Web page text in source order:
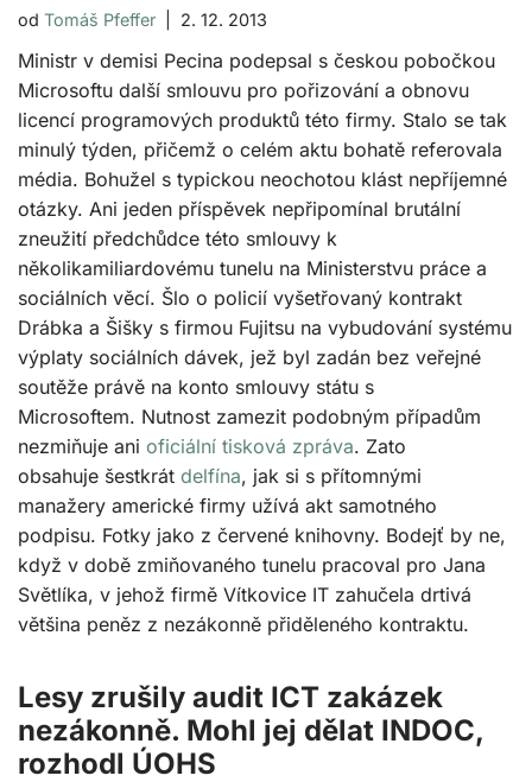
od Tomáš Pfeffer 2. 12. 2013
Ministr v demisi Pecina podepsal s českou pobočkou
Microsoftu další smlouvu pro pořizování a obnovu
licencí programových produktů této firmy. Stalo se tak
minulý týden, přičemž o celém aktu bohatě referovala
média. Bohužel s typickou neochotou klást nepříjemné
otázky. Ani jeden příspěvek nepřipomínal brutální
zneužití předchůdce této smlouvy k
několikamiliardovému tunelu na Ministerstvu práce a
sociálních věcí. Šlo o policií vyšetřovaný kontrakt
Drábka a Šišky s firmou Fujitsu na vybudování systému
výplaty sociálních dávek, jež byl zadán bez veřejné
soutěže právě na konto smlouvy státu s
Microsoftem. Nutnost zamezit podobným případům
nezmiňuje ani oficiální tisková zpráva. Zato
obsahuje šestkrát delfína, jak si s přítomnými
manažery americké firmy užívá akt samotného
podpisu. Fotky jako z červené knihovny. Bodejť by ne,
když v době zmiňovaného tunelu pracoval pro Jana
Světlíka, v jehož firmě Vítkovice IT zahučela drtivá
většina peněz z nezákonně přiděleného kontraktu.
Lesy zrušily audit ICT zakázek
nezákonně. Mohl jej dělat INDOC,
rozhodl ÚOHS